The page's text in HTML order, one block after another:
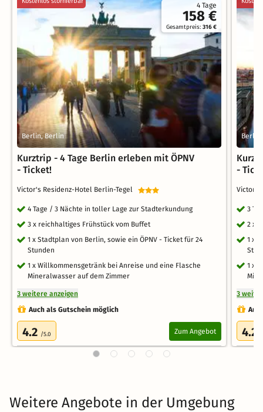
4 Tage
158 €
Gesamtpreis:316 €
Berlin, Berlin
Kurztrip - 4 Tage Berlin erleben mit ÖPNV
- Ticket!
Victor's Residenz-Hotel Berlin-Tegel
4 Tage / 3 Nächte in toller Lage zur Stadterkundung
3 x reichhaltiges Frühstück vom Buffet
1 x Stadtplan von Berlin, sowie ein ÖPNV - Ticket für 24
Stunden
1 x Willkommensgetränk bei Anreise und eine Flasche
Mineralwasser auf dem Zimmer
3 weitere anzeigen
Auch als Gutschein möglich
4.2 /5.0 Zum Angebot
-
Victor's
3
2 x
1 x
1 x
3
4.2
Weitere Angebote in der Umgebung